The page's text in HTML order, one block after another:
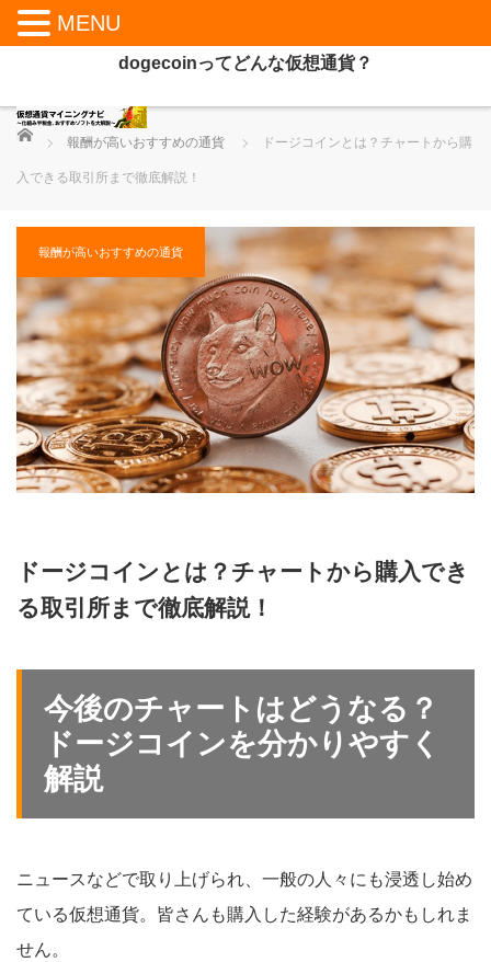
dogecoinってどんな仮想通貨？
ホーム
報酬が高いおすすめの通貨 ドージコインとは？チャートから購
入できる取引所まで徹底解説！
報酬が高いおすすめの通貨
ドージコインとは？チャートから購入でき
る取引所まで徹底解説！
今後のチャートはどうなる？
ドージコインを分かりやすく
解説
ニュースなどで取り上げられ、一般の人々にも浸透し始め
ている仮想通貨。皆さんも購入した経験があるかもしれま
せん。
MENU